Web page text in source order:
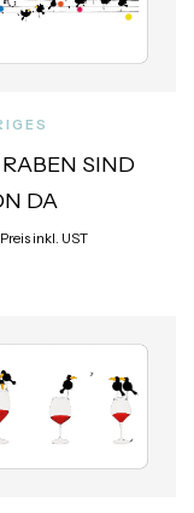
SIND
DA
Preis inkl. UST